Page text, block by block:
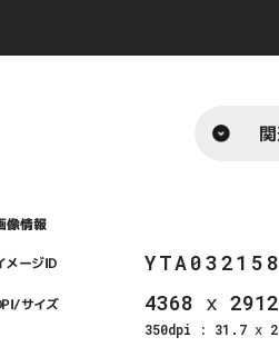
像情報
メージID YTA032158
サイズ 4368 x 2912
350dpi : 31.7 x